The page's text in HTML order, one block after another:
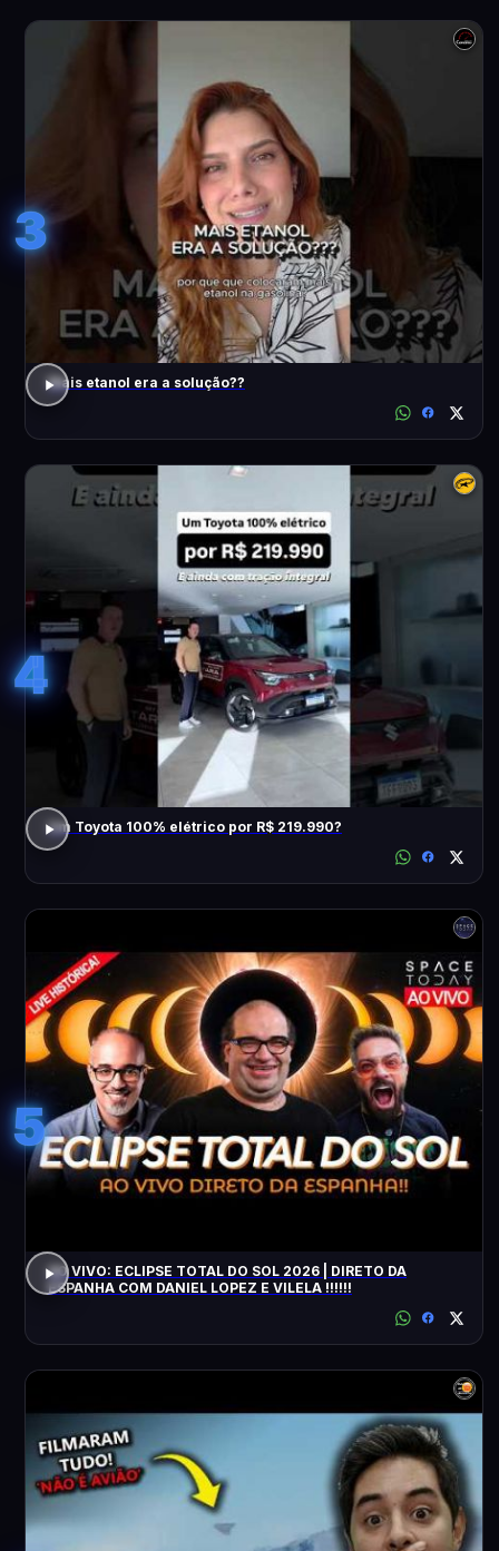
3
Mais etanol era a solução??
4
Um Toyota 100% elétrico por R$ 219.990?
5
AO VIVO: ECLIPSE TOTAL DO SOL 2026 | DIRETO DA
ESPANHA COM DANIEL LOPEZ E VILELA !!!!!!